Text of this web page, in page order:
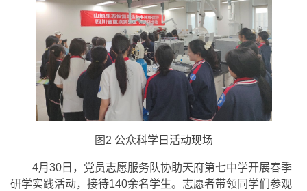
图2 公众科学日活动现场
4月30日，党员志愿服务队协助天府第七中学开展春季
研学实践活动，接待140余名学生。志愿者带领同学们参观